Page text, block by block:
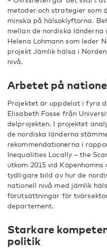
metoder och strategier
minska på hälsoklyftorna.
mellan de nordiska
Helena Lohmann som leder
projekt Jämlik hälsa i
nivå.
Arbetet på
Projektet är uppdelat i fyra
Elisabeth Fosse från
delprojekten. I projektet
de nordiska länderna
rekommendationerna i
Inequalities Locally – the
utkom 2015 vid
tydligare bild av hur de
nationell nivå med jämlik
förutsättningar för
departement.
Starkare
politik